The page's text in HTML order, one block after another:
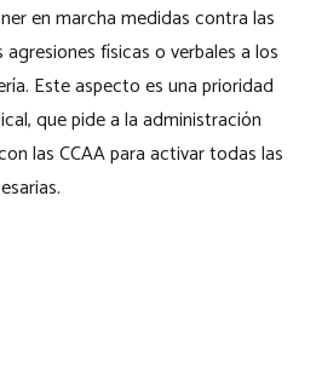
en marcha medidas contra las
físicas o verbales a los
Este aspecto es una prioridad
que pide a la administración
las CCAA para activar todas las